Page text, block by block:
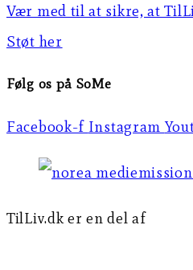
Vær med til at sikre, at
Støt her
Følg os på SoMe
Facebook-f Instagram
TilLiv.dk er en del af